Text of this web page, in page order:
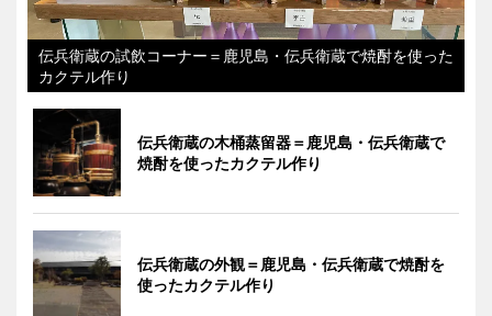
伝兵衛蔵の試飲コーナー＝鹿児島・伝兵衛蔵で焼酎を使った
カクテル作り
伝兵衛蔵の木桶蒸留器＝鹿児島・伝兵衛蔵で
焼酎を使ったカクテル作り
伝兵衛蔵の外観＝鹿児島・伝兵衛蔵で焼酎を
使ったカクテル作り